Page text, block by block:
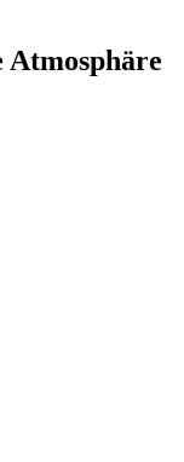
Atmosphäre